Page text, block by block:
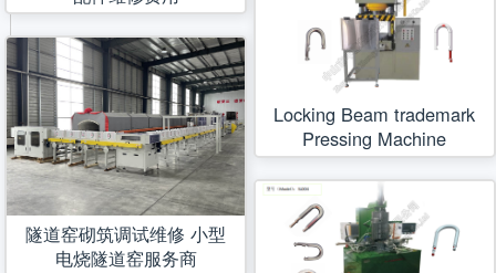
隧道窑砌筑调试维修 小型
电烧隧道窑服务商
Locking Beam trademark
Pressing Machine